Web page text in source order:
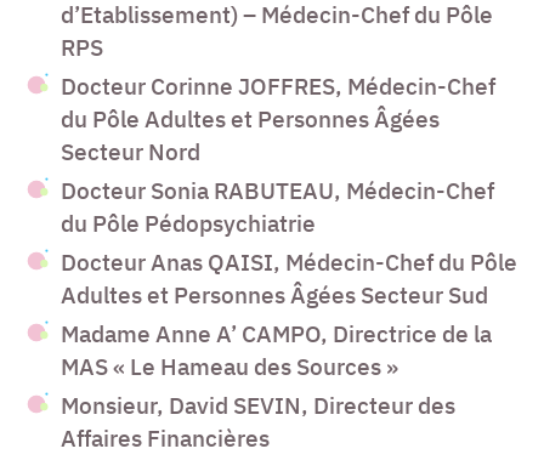
d’Etablissement) – Médecin-Chef du Pôle
RPS
Docteur Corinne JOFFRES, Médecin-Chef
du Pôle Adultes et Personnes Âgées
Secteur Nord
Docteur Sonia RABUTEAU, Médecin-Chef
du Pôle Pédopsychiatrie
Docteur Anas QAISI, Médecin-Chef du Pôle
Adultes et Personnes Âgées Secteur Sud
Madame Anne A’ CAMPO, Directrice de la
MAS « Le Hameau des Sources »
Monsieur, David SEVIN, Directeur des
Affaires Financières